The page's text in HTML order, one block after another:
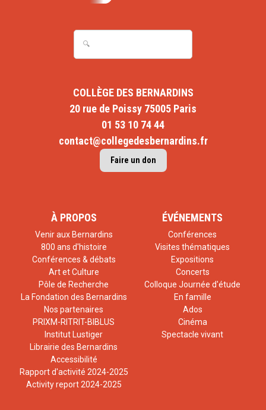
COLLÈGE DES BERNARDINS
20 rue de Poissy 75005 Paris
01 53 10 74 44
contact@collegedesbernardins.fr
Faire un don
À PROPOS
Venir aux Bernardins
800 ans d'histoire
Conférences & débats
Art et Culture
Pôle de Recherche
La Fondation des Bernardins
Nos partenaires
PRIXM-RITRIT-BIBLUS
Institut Lustiger
Librairie des Bernardins
Accessibilité
Rapport d'activité 2024-2025
Activity report 2024-2025
ÉVÉNEMENTS
Conférences
Visites thématiques
Expositions
Concerts
Colloque Journée d'étude
En famille
Ados
Cinéma
Spectacle vivant